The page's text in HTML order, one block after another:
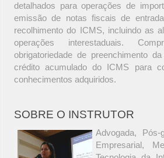
detalhados para operações de
emissão de notas fiscais de
recolhimento do ICMS, incluindo as
operações interestaduais.
obrigatoriedade de preenchimento
crédito acumulado do ICMS para
conhecimentos adquiridos.
SOBRE O INSTRUTOR
Advogada,
Empresarial,